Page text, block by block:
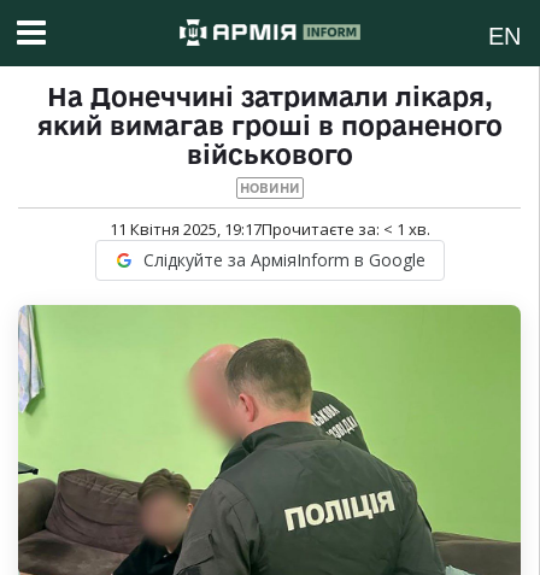
EN
На Донеччині затримали лікаря,
який вимагав гроші в пораненого
військового
НОВИНИ
11 Квітня 2025, 19:17Прочитаєте за: < 1 хв.
Слідкуйте за АрміяInform в Google